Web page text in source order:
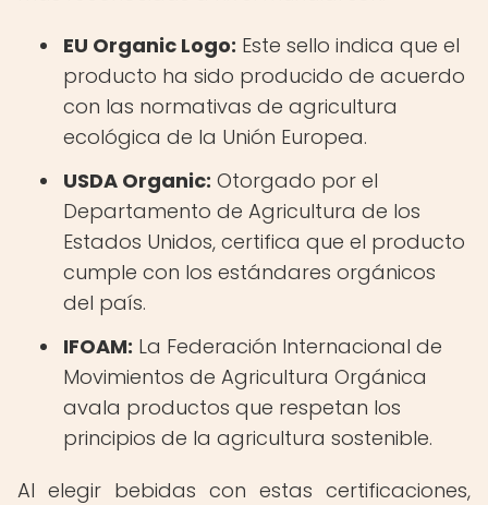
EU Organic Logo: Este sello indica que el
producto ha sido producido de acuerdo
con las normativas de agricultura
ecológica de la Unión Europea.
USDA Organic: Otorgado por el
Departamento de Agricultura de los
Estados Unidos, certifica que el producto
cumple con los estándares orgánicos
del país.
IFOAM: La Federación Internacional de
Movimientos de Agricultura Orgánica
avala productos que respetan los
principios de la agricultura sostenible.
Al elegir bebidas con estas certificaciones,